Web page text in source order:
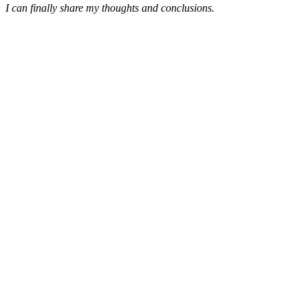
I can finally share my thoughts and conclusions.